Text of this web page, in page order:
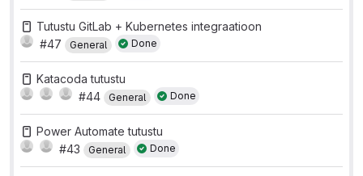
Tutustu GitLab + Kubernetes integraatioon
#47
General Done
Katacoda tutustu
#44
General Done
Power Automate tutustu
#43
General Done